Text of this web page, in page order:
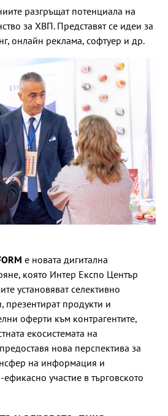
разгръщат потенциала на
за ХВП. Представят се идеи за
онлайн реклама, софтуер и др.
е новата дигитална
която Интер Експо Център
установяват селективно
презентират продукти и
оферти към контрагентите,
екосистемата на
нова перспектива за
на информация и
участие в търговското